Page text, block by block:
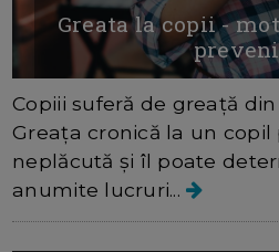
Greata la copii -
Copiii suferă de greață
Greața cronică la un
neplăcută și îl poate
anumite lucruri...